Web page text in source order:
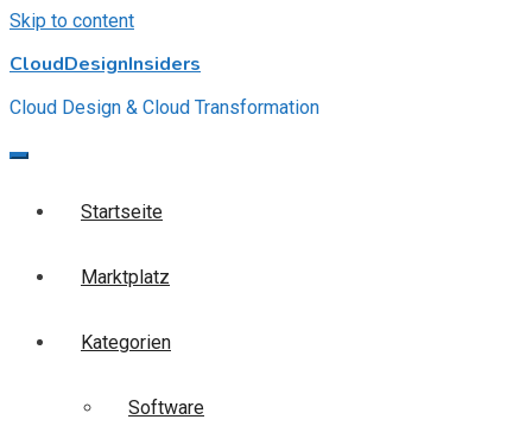
Skip to content
CloudDesignInsiders
Cloud Design & Cloud Transformation
Startseite
Marktplatz
Kategorien
Software